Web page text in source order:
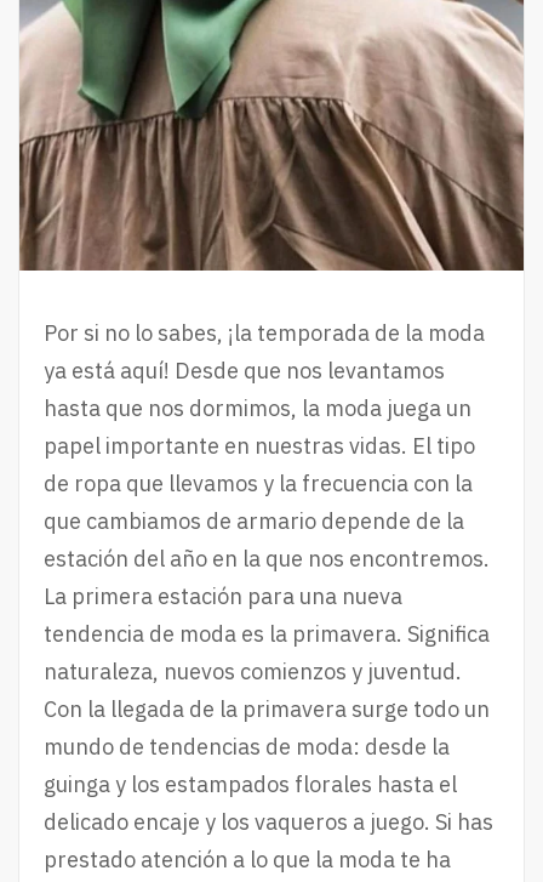
Por si no lo sabes, ¡la temporada de la moda
ya está aquí! Desde que nos levantamos
hasta que nos dormimos, la moda juega un
papel importante en nuestras vidas. El tipo
de ropa que llevamos y la frecuencia con la
que cambiamos de armario depende de la
estación del año en la que nos encontremos.
La primera estación para una nueva
tendencia de moda es la primavera. Significa
naturaleza, nuevos comienzos y juventud.
Con la llegada de la primavera surge todo un
mundo de tendencias de moda: desde la
guinga y los estampados florales hasta el
delicado encaje y los vaqueros a juego. Si has
prestado atención a lo que la moda te ha